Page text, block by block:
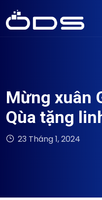
Mừng xuân
Qùa tặng
23 Tháng 1, 2024